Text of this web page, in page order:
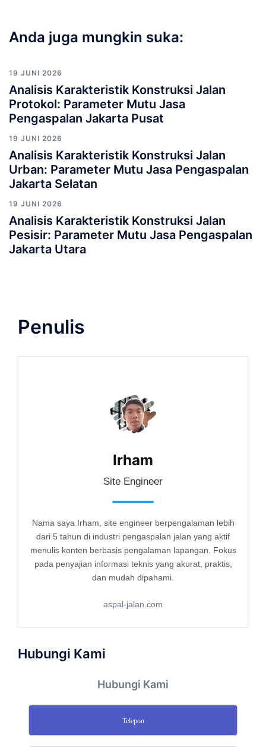
Anda juga mungkin suka:
19 JUNI 2026
Analisis Karakteristik Konstruksi Jalan
Protokol: Parameter Mutu Jasa
Pengaspalan Jakarta Pusat
19 JUNI 2026
Analisis Karakteristik Konstruksi Jalan
Urban: Parameter Mutu Jasa Pengaspalan
Jakarta Selatan
19 JUNI 2026
Analisis Karakteristik Konstruksi Jalan
Pesisir: Parameter Mutu Jasa Pengaspalan
Jakarta Utara
Penulis
Irham
Site Engineer
Nama saya Irham, site engineer berpengalaman lebih
dari 5 tahun di industri pengaspalan jalan yang aktif
menulis konten berbasis pengalaman lapangan. Fokus
pada penyajian informasi teknis yang akurat, praktis,
dan mudah dipahami.
aspal-jalan.com
Hubungi Kami
Hubungi Kami
Telepon